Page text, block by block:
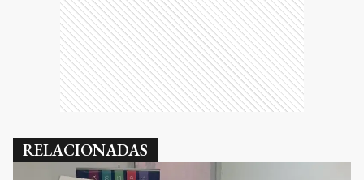
RELACIONADAS